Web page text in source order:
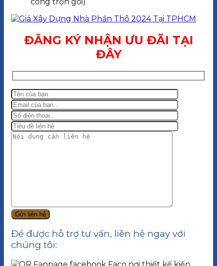
ĐĂNG KÝ NHẬN ƯU ĐÃI TẠI
ĐÂY
Để được hỗ trợ tư vấn, liên hệ ngay với
chúng tôi: